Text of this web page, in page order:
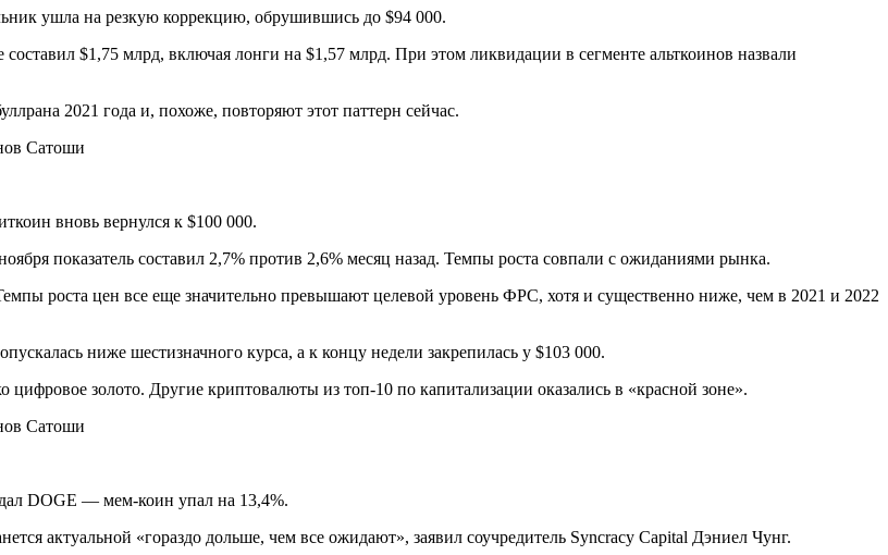
ушла на резкую коррекцию, обрушившись до $94 000.
$1,75 млрд, включая лонги на $1,57 млрд. При этом ликвидации в сегменте альткоинов назвали
2021 года и, похоже, повторяют этот паттерн сейчас.
вновь вернулся к $100 000.
показатель составил 2,7% против 2,6% месяц назад. Темпы роста совпали с ожиданиями рынка.
роста цен все еще значительно превышают целевой уровень ФРС, хотя и существенно ниже, чем в 2021 и 2022
ниже шестизначного курса, а к концу недели закрепилась у $103 000.
золото. Другие криптовалюты из топ-10 по капитализации оказались в «красной зоне».
DOGE — мем-коин упал на 13,4%.
актуальной «гораздо дольше, чем все ожидают», заявил соучредитель Syncracy Capital Дэниел Чунг.